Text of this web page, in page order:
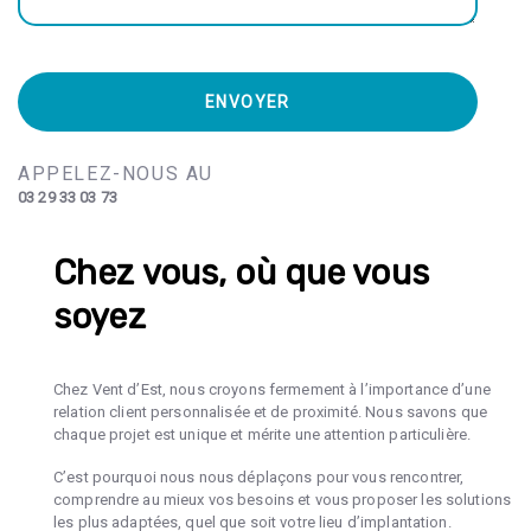
APPELEZ-NOUS AU
03 29 33 03 73
Chez vous, où que vous
soyez
Chez Vent d’Est, nous croyons fermement à l’importance d’une
relation client personnalisée et de proximité. Nous savons que
chaque projet est unique et mérite une attention particulière.
C’est pourquoi nous nous déplaçons pour vous rencontrer,
comprendre au mieux vos besoins et vous proposer les solutions
les plus adaptées, quel que soit votre lieu d’implantation.